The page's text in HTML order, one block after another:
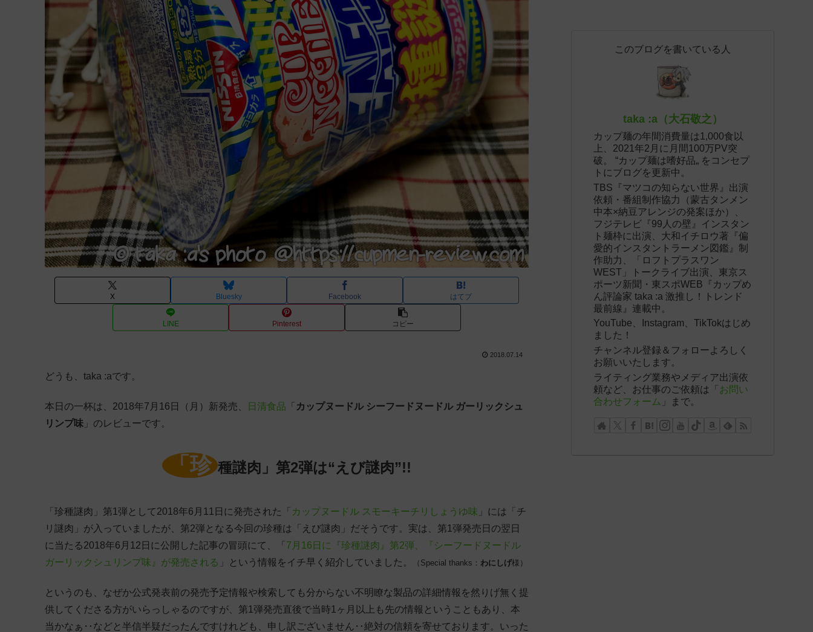
X Bluesky Facebook はてブ
LINE Pinterest コピー
2018.07.14
どうも、taka :aです。
本日の一杯は、2018年7月16日（月）新発売、 日清食品 「 カップヌードル シーフードヌードル ガーリックシュ
リンプ味 」のレビューです。
「珍 種謎肉」第2弾は“えび謎肉”!!
「珍種謎肉」第1弾として2018年6月11日に発売された「 カップヌードル スモーキーチリしょうゆ味 」には「チ
リ謎肉」が入っていましたが、第2弾となる今回の珍種は「えび謎肉」だそうです。実は、第1弾発売日の翌日
に当たる2018年6月12日に公開した記事の冒頭にて、「 7月16日に『珍種謎肉』第2弾、『シーフードヌードル
ガーリックシュリンプ味』が発売される 」という情報をイチ早く紹介していました。 （Special thanks： わにしげ様）
というのも、なぜか公式発表前の発売予定情報や検索しても分からない不明瞭な製品の詳細情報を然りげ無く提
供してくださる方がいらっしゃるのですが、第1弾発売直後で当時1ヶ月以上も先の情報ということもあり、本
当かなぁ‥などと半信半疑だったんですけれども、申し訳ございません‥絶対の信頼を寄せております。いった
このブログを書いている人
taka :a（大石敬之）
カップ麺の年間消費量は1,000食以
上、2021年2月に月間100万PV突
破。 “カップ麺は嗜好品„ をコンセプ
トにブログを更新中。
TBS『マツコの知らない世界』出演
依頼・番組制作協力（蒙古タンメン
中本×納豆アレンジの発案ほか）、
フジテレビ『99人の壁』インスタン
ト麺枠に出演、大和イチロウ著『偏
愛的インスタントラーメン図鑑』制
作助力、「ロフトプラスワン
WEST」トークライブ出演、東京ス
ポーツ新聞・東スポWEB『カップめ
ん評論家 taka :a 激推し！トレンド
最前線』連載中。
YouTube、Instagram、TikTokはじめ
ました！
チャンネル登録＆フォローよろしく
お願いいたします。
ライティング業務やメディア出演依
頼など、お仕事のご依頼は「 お問い
合わせフォーム 」まで。